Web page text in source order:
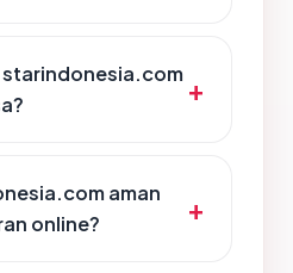
aman
online?